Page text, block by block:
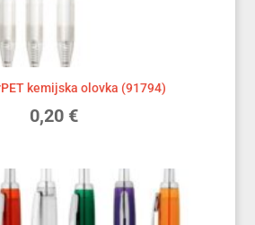
kemijska olovka (91794)
0,20 €